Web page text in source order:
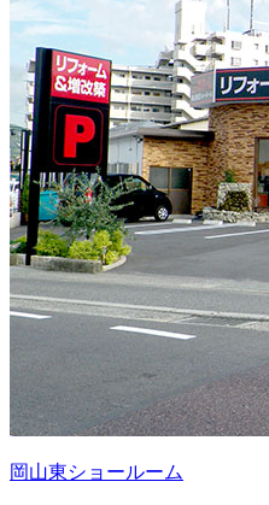
岡山東ショールーム